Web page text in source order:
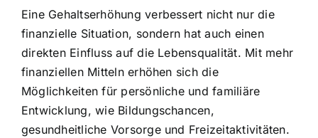
Eine Gehaltserhöhung verbessert nicht nur die
finanzielle Situation, sondern hat auch einen
direkten Einfluss auf die Lebensqualität. Mit mehr
finanziellen Mitteln erhöhen sich die
Möglichkeiten für persönliche und familiäre
Entwicklung, wie Bildungschancen,
gesundheitliche Vorsorge und Freizeitaktivitäten.